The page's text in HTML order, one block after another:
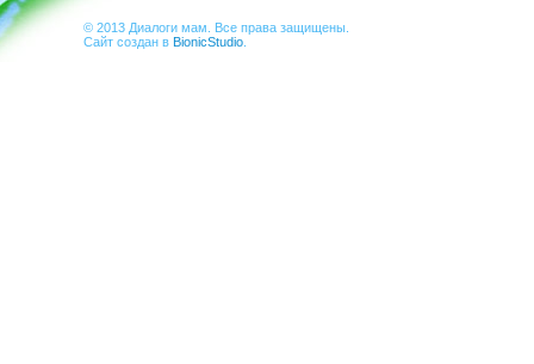
© 2013 Диалоги мам. Все права защищены.
Сайт создан в BionicStudio